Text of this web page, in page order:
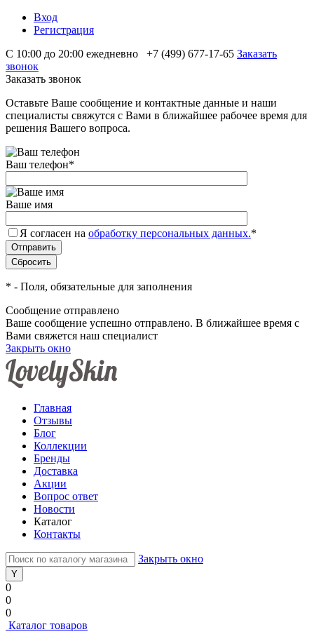
Вход
Регистрация
С 10:00 до 20:00 ежедневно
+7 (499) 677-17-65 Заказать
звонок
Заказать звонок
Оставьте Ваше сообщение и контактные данные и наши
специалисты свяжутся с Вами в ближайшее рабочее время для
решения Вашего вопроса.
Ваш телефон*
Ваше имя
Я согласен на обработку персональных данных.*
* - Поля, обязательные для заполнения
Сообщение отправлено
Ваше сообщение успешно отправлено. В ближайшее время с
Вами свяжется наш специалист
Закрыть окно
Главная
Отзывы
Блог
Коллекции
Бренды
Доставка
Акции
Вопрос ответ
Новости
Каталог
Контакты
Закрыть окно
0
0
0
Каталог товаров